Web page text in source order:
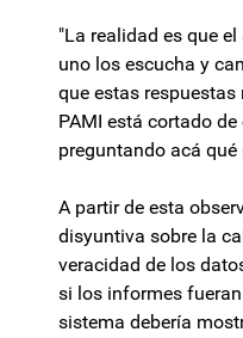
"La realidad es que
uno los escucha y
que estas respuestas
PAMI está cortado
preguntando acá qué
A partir de esta
disyuntiva sobre la
veracidad de los
si los informes
sistema debería